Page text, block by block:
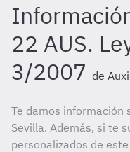
22 AUS.
3/2007 de
Te damos información
Sevilla. Además, si te
personalizados de